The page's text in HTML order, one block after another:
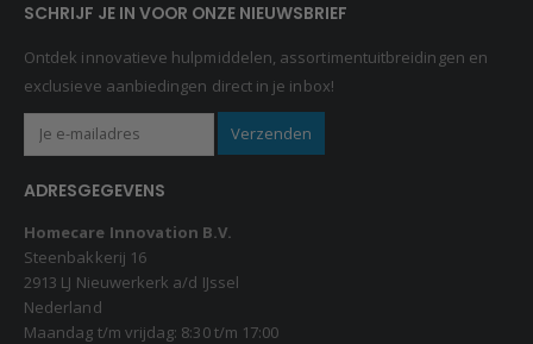
SCHRIJF JE IN VOOR ONZE NIEUWSBRIEF
Ontdek innovatieve hulpmiddelen, assortimentuitbreidingen en
exclusieve aanbiedingen direct in je inbox!
ADRESGEGEVENS
Homecare Innovation B.V.
Steenbakkerij 16
2913 LJ Nieuwerkerk a/d IJssel
Nederland
Maandag t/m vrijdag: 8:30 t/m 17:00